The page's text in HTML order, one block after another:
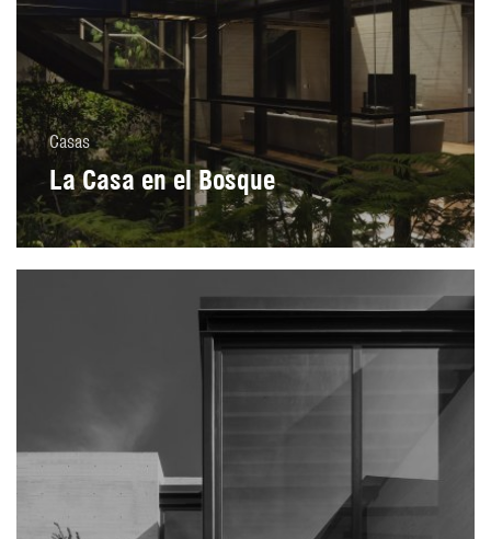
Casas
La Casa en el Bosque